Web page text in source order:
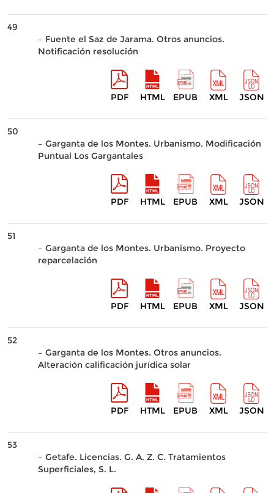
49
– Fuente el Saz de Jarama. Otros anuncios.
Notificación resolución
PDF HTML EPUB XML JSON
50
– Garganta de los Montes. Urbanismo. Modificación
Puntual Los Gargantales
PDF HTML EPUB XML JSON
51
– Garganta de los Montes. Urbanismo. Proyecto
reparcelación
PDF HTML EPUB XML JSON
52
– Garganta de los Montes. Otros anuncios.
Alteración calificación jurídica solar
PDF HTML EPUB XML JSON
53
– Getafe. Licencias. G. A. Z. C. Tratamientos
Superficiales, S. L.